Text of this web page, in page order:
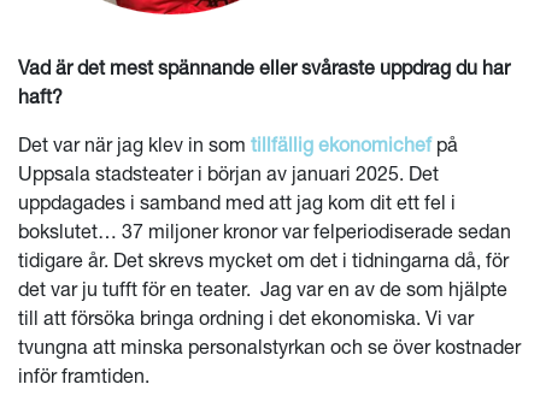
Vad är det mest spännande eller svåraste uppdrag du har
haft?
Det var när jag klev in som tillfällig ekonomichefpå
Uppsala stadsteater i början av januari 2025. Det
uppdagades i samband med att jag kom dit ett fel i
bokslutet… 37 miljoner kronor var felperiodiserade sedan
tidigare år. Det skrevs mycket om det i tidningarna då, för
det var ju tufft för en teater. Jag var en av de som hjälpte
till att försöka bringa ordning i det ekonomiska. Vi var
tvungna att minska personalstyrkan och se över kostnader
inför framtiden.